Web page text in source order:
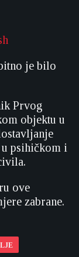
je bilo
Prvog
objektu u
u psihičkom i
ove
zabrane.